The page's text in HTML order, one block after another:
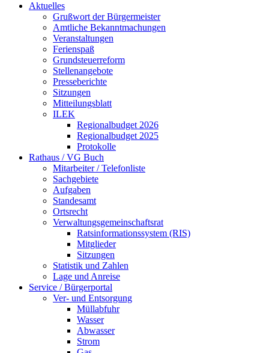
Aktuelles
Grußwort der Bürgermeister
Amtliche Bekanntmachungen
Veranstaltungen
Ferienspaß
Grundsteuerreform
Stellenangebote
Presseberichte
Sitzungen
Mitteilungsblatt
ILEK
Regionalbudget 2026
Regionalbudget 2025
Protokolle
Rathaus / VG Buch
Mitarbeiter / Telefonliste
Sachgebiete
Aufgaben
Standesamt
Ortsrecht
Verwaltungsgemeinschaftsrat
Ratsinformationssystem (RIS)
Mitglieder
Sitzungen
Statistik und Zahlen
Lage und Anreise
Service / Bürgerportal
Ver- und Entsorgung
Müllabfuhr
Wasser
Abwasser
Strom